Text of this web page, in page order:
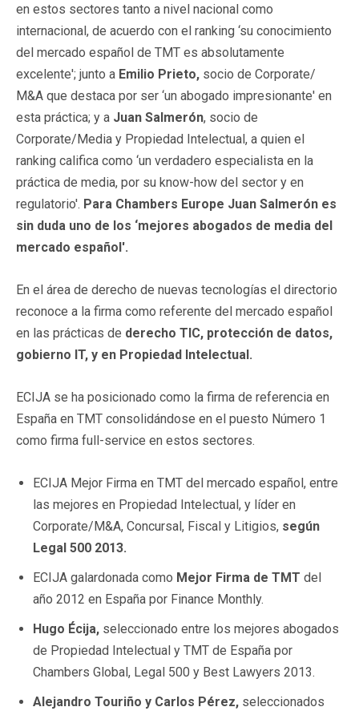
en estos sectores tanto a nivel nacional como
internacional, de acuerdo con el ranking ‘su conocimiento
del mercado español de TMT es absolutamente
excelente'; junto a Emilio Prieto, socio de Corporate/
M&A que destaca por ser ‘un abogado impresionante' en
esta práctica; y a Juan Salmerón, socio de
Corporate/Media y Propiedad Intelectual, a quien el
ranking califica como ‘un verdadero especialista en la
práctica de media, por su know-how del sector y en
regulatorio'. Para Chambers Europe Juan Salmerón es
sin duda uno de los ‘mejores abogados de media del
mercado español'.
En el área de derecho de nuevas tecnologías el directorio
reconoce a la firma como referente del mercado español
en las prácticas de derecho TIC, protección de datos,
gobierno IT, y en Propiedad Intelectual.
ECIJA se ha posicionado como la firma de referencia en
España en TMT consolidándose en el puesto Número 1
como firma full-service en estos sectores.
ECIJA Mejor Firma en TMT del mercado español, entre
las mejores en Propiedad Intelectual, y líder en
Corporate/M&A, Concursal, Fiscal y Litigios, según
Legal 500 2013.
ECIJA galardonada como Mejor Firma de TMT del
año 2012 en España por Finance Monthly.
Hugo Écija, seleccionado entre los mejores abogados
de Propiedad Intelectual y TMT de España por
Chambers Global, Legal 500 y Best Lawyers 2013.
Alejandro Touriño y Carlos Pérez, seleccionados